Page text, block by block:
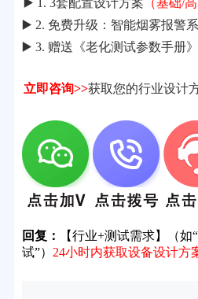
▶️ 1. 3套配置设计方案 （基础/
▶️ 2. 免费升级：智能烟雾报警
▶️ 3. 赠送《老化测试参数手册
立即咨询>>获取您的行业设计
回复：
【行业+测试需求】（
试”） 24小时内获取设备设计方